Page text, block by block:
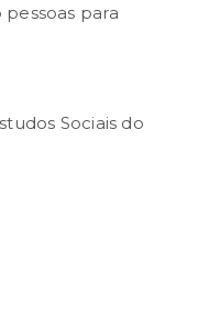
pessoas para
Sociais do